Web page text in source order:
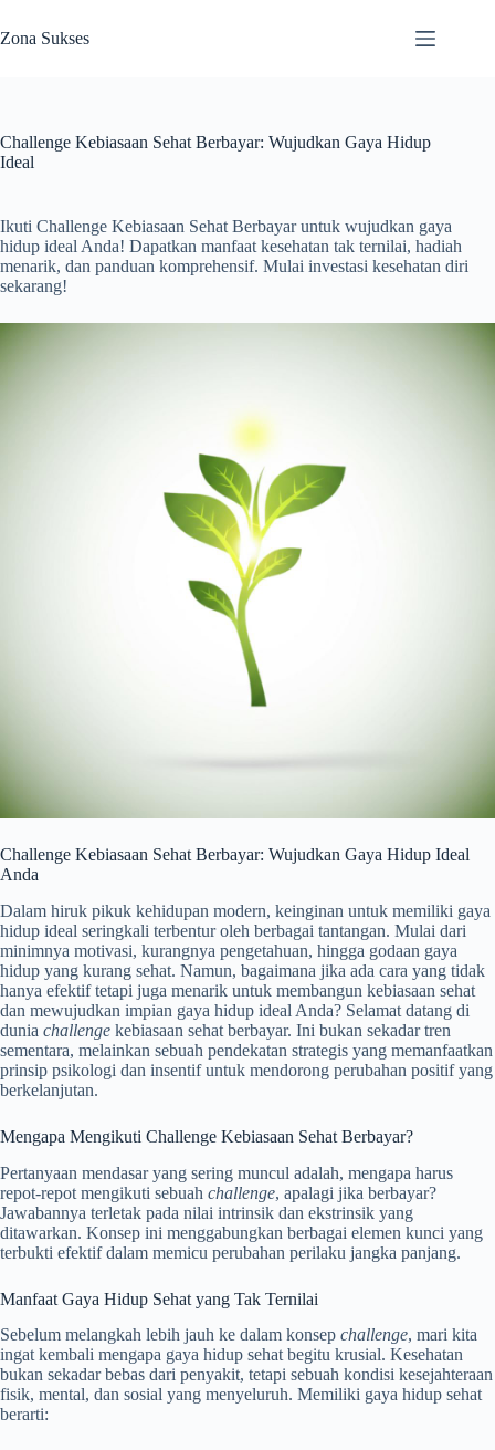
to
content
Zona Sukses
Challenge Kebiasaan Sehat Berbayar: Wujudkan Gaya Hidup
Ideal
Ikuti Challenge Kebiasaan Sehat Berbayar untuk wujudkan gaya
hidup ideal Anda! Dapatkan manfaat kesehatan tak ternilai, hadiah
menarik, dan panduan komprehensif. Mulai investasi kesehatan diri
sekarang!
Challenge Kebiasaan Sehat Berbayar: Wujudkan Gaya Hidup Ideal
Anda
Dalam hiruk pikuk kehidupan modern, keinginan untuk memiliki gaya
hidup ideal seringkali terbentur oleh berbagai tantangan. Mulai dari
minimnya motivasi, kurangnya pengetahuan, hingga godaan gaya
hidup yang kurang sehat. Namun, bagaimana jika ada cara yang tidak
hanya efektif tetapi juga menarik untuk membangun kebiasaan sehat
dan mewujudkan impian gaya hidup ideal Anda? Selamat datang di
dunia challenge kebiasaan sehat berbayar. Ini bukan sekadar tren
sementara, melainkan sebuah pendekatan strategis yang memanfaatkan
prinsip psikologi dan insentif untuk mendorong perubahan positif yang
berkelanjutan.
Mengapa Mengikuti Challenge Kebiasaan Sehat Berbayar?
Pertanyaan mendasar yang sering muncul adalah, mengapa harus
repot-repot mengikuti sebuah challenge, apalagi jika berbayar?
Jawabannya terletak pada nilai intrinsik dan ekstrinsik yang
ditawarkan. Konsep ini menggabungkan berbagai elemen kunci yang
terbukti efektif dalam memicu perubahan perilaku jangka panjang.
Manfaat Gaya Hidup Sehat yang Tak Ternilai
Sebelum melangkah lebih jauh ke dalam konsep challenge, mari kita
ingat kembali mengapa gaya hidup sehat begitu krusial. Kesehatan
bukan sekadar bebas dari penyakit, tetapi sebuah kondisi kesejahteraan
fisik, mental, dan sosial yang menyeluruh. Memiliki gaya hidup sehat
berarti: